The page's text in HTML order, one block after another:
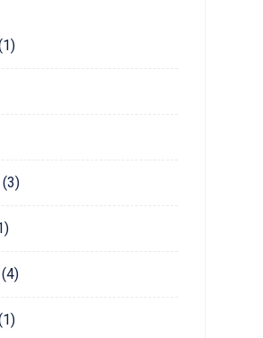
(4)